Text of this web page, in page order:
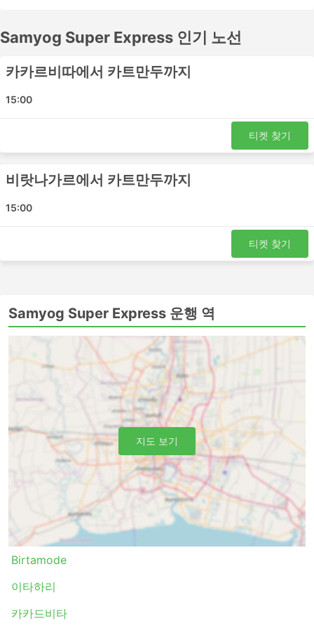
이 야간 버스로 이동이 가능하며, 일부 버스는 쾌적한 여행
예매 전 시간표를 확인하세요. Samyog Super Express에서
참고하여 가장 좋은 버스표를 예매하세요.
Samyog Super Express 인기있는 버스역
같습니다:
Samyog Super Express 인기 여행지
Samyog Super Express 버스는 여러 노선을 운행하며 가
장 인기 있는 노선 목록은 다음과 같습니다.
카카르비따 - 카트만두
비랏나가르 - 카트만두
Samyog Super Express 티켓 가격 및 좌석
버스 여행의 가장 좋은 점 중 하나는 프라이버시와 편안함에
대한 요구 사항에 맞게 여행을 거의 맞춤화할 수 있다는 것
입니다. 가장 저렴한 여행은 일반적으로 표준 클래스 버스로
제공됩니다. 로컬, 익스프레스 또는 일반 버스라고 할 수 있
습니다. 이것은 짧은 여행에 좋은 선택입니다. 수면 좌석이
있는 버스 또는 VIP 버스는 장거리 및 야간 여행 모두에 적
며 때로는 빌트인 마사지 옵션, 담요, 음료 및 간식이 제공되
사가 제공됩니다. 야간 버스로 여행하면 호텔비를 절약할 수
Samyog Super Express 인기 노선
카카르비따에서 카트만두까지
15:00
티켓 찾기
비랏나가르에서 카트만두까지
15:00
티켓 찾기
Samyog Super Express 운행 역
Birtamode
이타하리
카카드비타
지도 보기